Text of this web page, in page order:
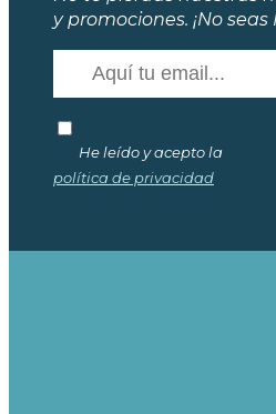
y promociones. ¡No seas
He leído y acepto la
política de privacidad